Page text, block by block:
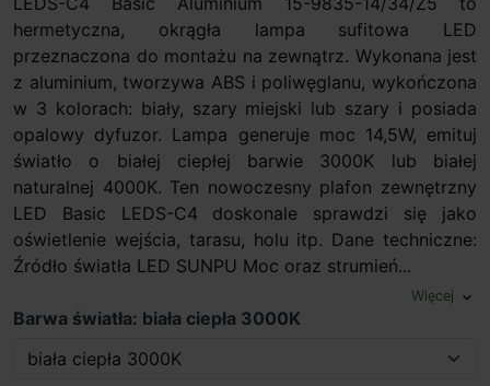
hermetyczna, okrągła lampa sufitowa LED
przeznaczona do montażu na zewnątrz. Wykonana jest
z aluminium, tworzywa ABS i poliwęglanu, wykończona
w 3 kolorach: biały, szary miejski lub szary i posiada
opalowy dyfuzor. Lampa generuje moc 14,5W, emituj
światło o białej ciepłej barwie 3000K lub białej
naturalnej 4000K. Ten nowoczesny plafon zewnętrzny
LED Basic LEDS-C4 doskonale sprawdzi się jako
oświetlenie wejścia, tarasu, holu itp. Dane techniczne:
Źródło światła LED SUNPU Moc oraz strumień...
Więcej expand_more
Barwa światła: biała ciepła 3000K